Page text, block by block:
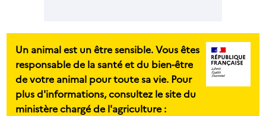
Un animal est un être sensible. Vous êtes
responsable de la santé et du bien-être
de votre animal pour toute sa vie. Pour
plus d'informations, consultez le site du
ministère chargé de l'agriculture :